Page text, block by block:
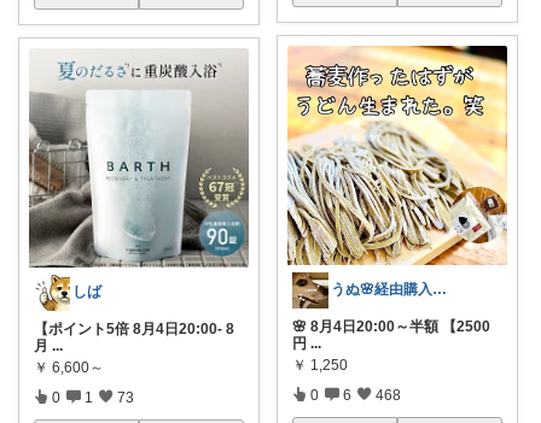
しば
【ポイント5倍 8月4日20:00- 8
月 ...
￥ 6,600～
0 1 73
うぬ🌸経由購入ありがとです🙇‍♀️
🌸 8月4日20:00～半額 【2500
円 ...
￥ 1,250
0 6 468